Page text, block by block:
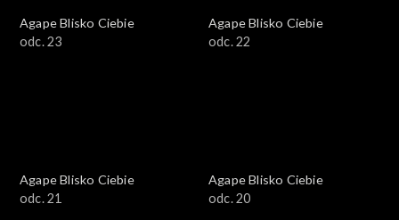
Agape Blisko Ciebie
odc. 23
Agape Blisko Ciebie
odc. 22
Agape Blisko Ciebie
odc. 21
Agape Blisko Ciebie
odc. 20